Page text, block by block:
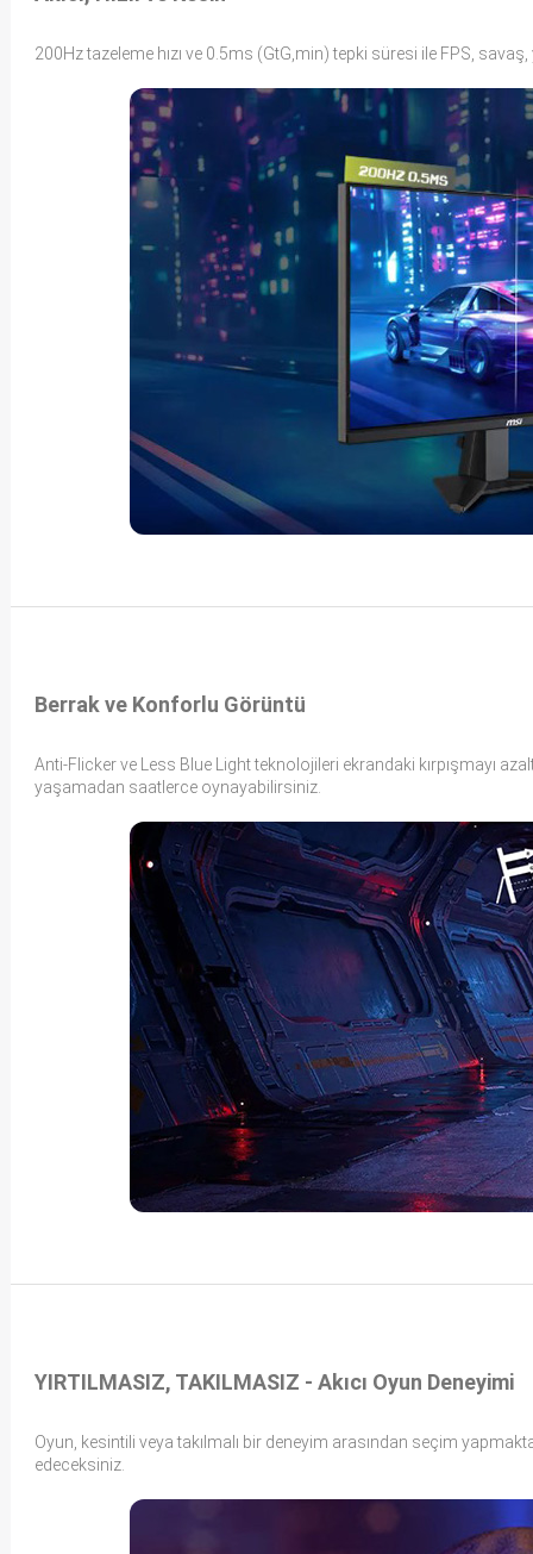
200Hz tazeleme hızı ve 0.5ms (GtG,min) tepki süresi ile FPS,
Berrak ve Konforlu Görüntü
Anti-Flicker ve Less Blue Light teknolojileri ekrandaki kırpışmayı
yaşamadan saatlerce oynayabilirsiniz.
YIRTILMASIZ, TAKILMASIZ - Akıcı Oyun Deneyimi
Oyun, kesintili veya takılmalı bir deneyim arasından seçim
edeceksiniz.